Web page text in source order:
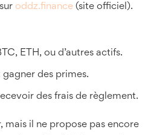
oddz.finance (site officiel).
ETH, ou d’autres actifs.
des primes.
des frais de règlement.
mais il ne propose pas encore